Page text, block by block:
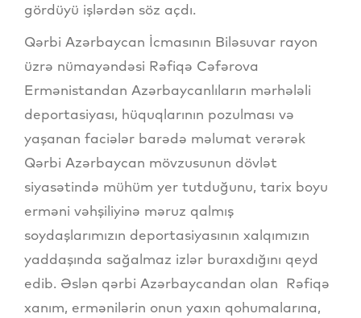
gördüyü işlərdən söz açdı.
Qərbi Azərbaycan İcmasının Biləsuvar rayon
üzrə nümayəndəsi Rəfiqə Cəfərova
Ermənistandan Azərbaycanlıların mərhələli
deportasiyası, hüquqlarının pozulması və
yaşanan faciələr barədə məlumat verərək
Qərbi Azərbaycan mövzusunun dövlət
siyasətində mühüm yer tutduğunu, tarix boyu
erməni vəhşiliyinə məruz qalmış
soydaşlarımızın deportasiyasının xalqımızın
yaddaşında sağalmaz izlər buraxdığını qeyd
edib. Əslən qərbi Azərbaycandan olan Rəfiqə
xanım, ermənilərin onun yaxın qohumalarına,